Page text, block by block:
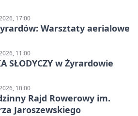
17:00
Warsztaty aerialowe
11:00
SŁODYCZY w Żyrardowie
10:00
Rajd Rowerowy im.
Jaroszewskiego